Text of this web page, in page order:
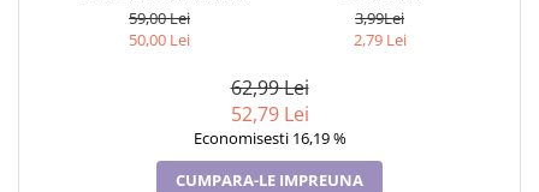
EDUCATOARE, ELEVI CLASA 4
SAU GRADINITA ABS10892
59,00 Lei
50,00 Lei
3,99Lei
2,79 Lei
62,99 Lei
52,79 Lei
Economisesti 16,19 %
CUMPARA-LE IMPREUNA